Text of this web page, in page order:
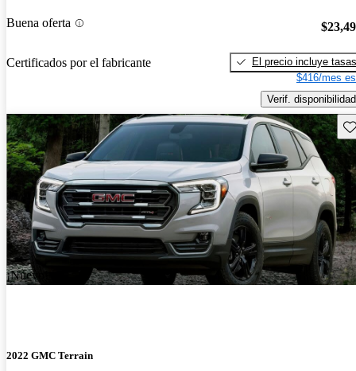
Buena oferta
Certificados por el fabricante
El precio incluye tasas
$416/mes
Verif. disponibilidad
¡Nuevo!
2022 GMC Terrain